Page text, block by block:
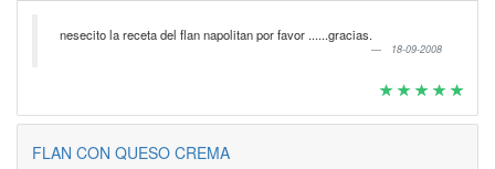
nesecito la receta del flan napolitan por favor ......gracias.
18-09-2008
FLAN CON QUESO CREMA